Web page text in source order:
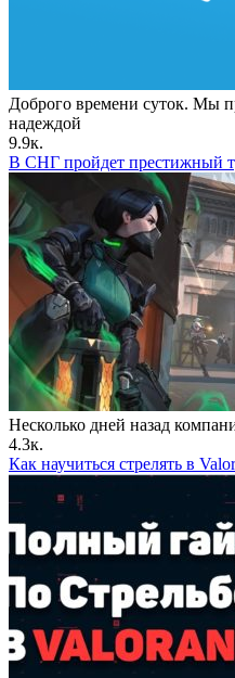
Доброго времени суток. Мы
надеждой
9.9к.
В СНГ пройдет престижный
Несколько дней назад
4.3к.
Как научиться стрелять в